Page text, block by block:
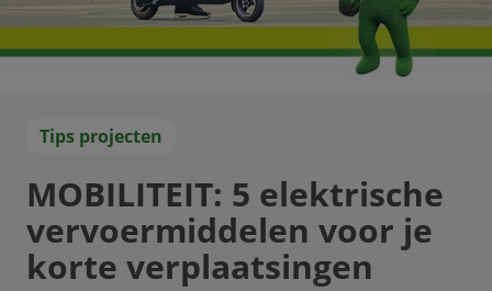
Tips projecten
MOBILITEIT: 5 elektrische
vervoermiddelen voor je
korte verplaatsingen